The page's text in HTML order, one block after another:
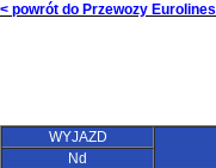
< powrót do Przewozy Eurolines
WYJAZD
Nd